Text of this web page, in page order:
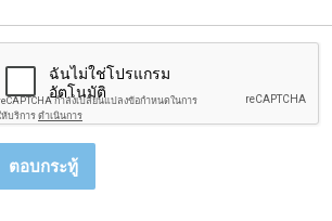
ตอบกระทู้